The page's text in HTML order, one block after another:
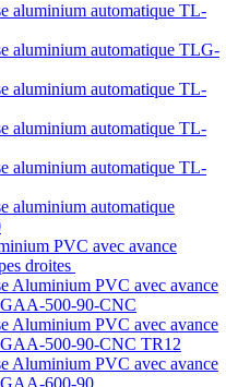
aluminium automatique TL-
aluminium automatique TLG-
aluminium automatique TL-
aluminium automatique TL-
aluminium automatique TL-
aluminium automatique
PVC avec avance
droites
Aluminium PVC avec avance
GAA-500-90-CNC
Aluminium PVC avec avance
GAA-500-90-CNC TR12
Aluminium PVC avec avance
600-90